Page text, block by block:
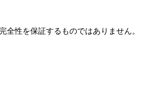
性を保証するものではありません。